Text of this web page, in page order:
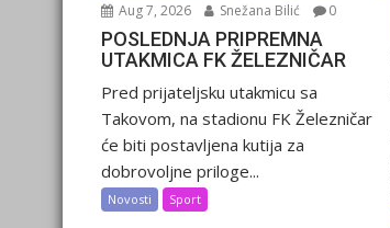
Aug 7, 2026 Snežana Bilić 0
POSLEDNJA PRIPREMNA
UTAKMICA FK ŽELEZNIČAR
Pred prijateljsku utakmicu sa
Takovom, na stadionu FK Železničar
će biti postavljena kutija za
dobrovoljne priloge...
Novosti Sport